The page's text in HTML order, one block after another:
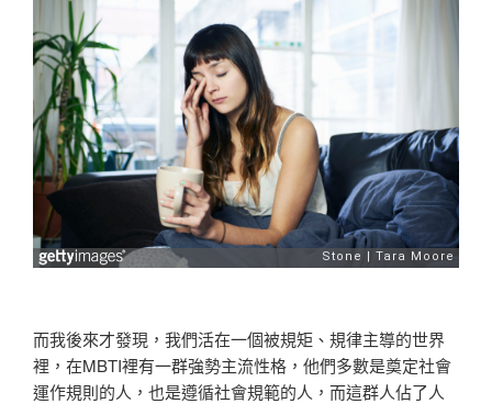
而我後來才發現，我們活在一個被規矩、規律主導的世界
裡，在MBTI裡有一群強勢主流性格，他們多數是奠定社會
運作規則的人，也是遵循社會規範的人，而這群人佔了人